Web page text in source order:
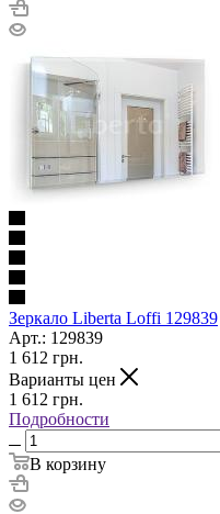
Зеркало Liberta Loffi 129839
Арт.: 129839
1 612 грн.
Варианты цен
1 612 грн.
Подробности
В корзину